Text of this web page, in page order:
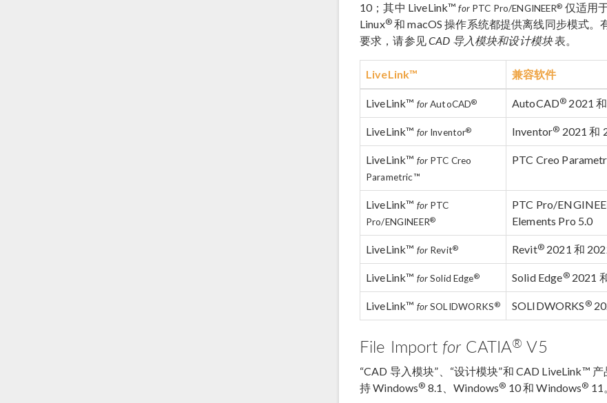
10；其中 LiveLink™forPTC Pro/ENGINEER® 仅适用
Linux®和 macOS 操作系统都提供离线同步模式
要求，请参见CAD 导入模块和设计模块表。
LiveLink™ 兼容软件
LiveLink™ forAutoCAD® AutoCAD® 2021
LiveLink™ forInventor® Inventor® 2021 和
LiveLink™ forPTC Creo
Parametric™
PTC Creo
LiveLink™ forPTC
Pro/ENGINEER®
PTC Pro/
Elements Pro 5.0
LiveLink™ forRevit® Revit®2021 和
LiveLink™ forSolid Edge® Solid Edge®2021
LiveLink™ forSOLIDWORKS® SOLIDWORKS ®
File Import for CATIA® V5
“CAD 导入模块”、“设计模块”和 CAD LiveLink™
持 Windows® 8.1、Windows® 10 和 Windows® 11